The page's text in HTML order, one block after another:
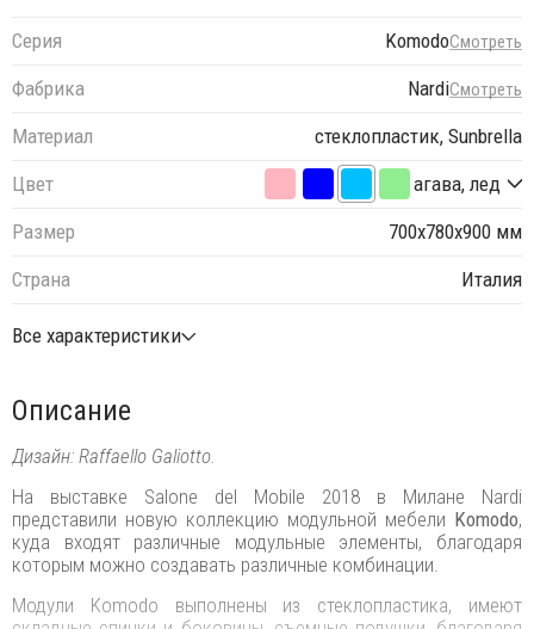
Серия KomodoСмотреть
Фабрика NardiСмотреть
Материал
стеклопластик, Sunbrella
Цвет
агава, лед
Размер
700х780х900 мм
Страна
Италия
Все характеристики
Описание
Дизайн: Raffaello Galiotto.
На выставке Salone del Mobile 2018 в Милане Nardi
представили новую коллекцию модульной мебели Komodo,
куда входят различные модульные элементы, благодаря
которым можно создавать различные комбинации.
Модули Komodo выполнены из стеклопластика, имеют